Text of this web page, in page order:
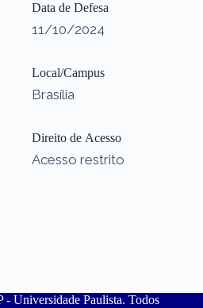
Data de Defesa
11/10/2024
Local/Campus
Brasília
Direito de Acesso
Acesso restrito
Universidade Paulista. Todos